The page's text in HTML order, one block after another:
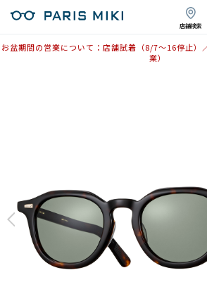
店舗検索
お盆期間の営業について：店舗試着（8/7〜16停止）
業）